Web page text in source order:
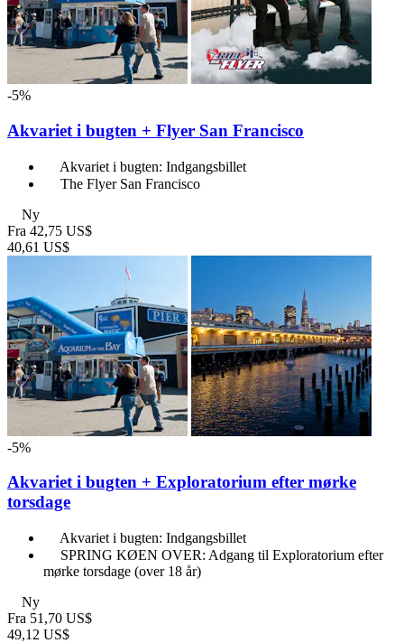
-5%
Akvariet i bugten + Flyer San Francisco
Akvariet i bugten: Indgangsbillet
The Flyer San Francisco
Ny
Fra 42,75 US$
40,61 US$
-5%
Akvariet i bugten + Exploratorium efter mørke
torsdage
Akvariet i bugten: Indgangsbillet
SPRING KØEN OVER: Adgang til Exploratorium efter
mørke torsdage (over 18 år)
Ny
Fra 51,70 US$
49,12 US$